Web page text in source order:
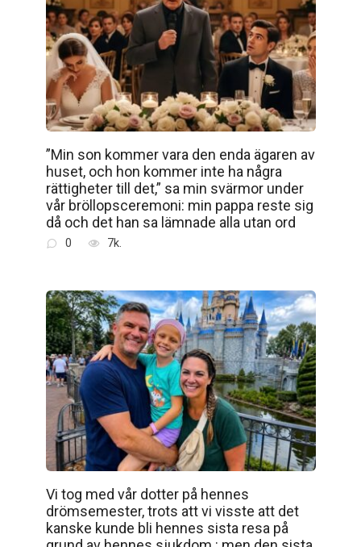
”Min son kommer vara den enda ägaren av
huset, och hon kommer inte ha några
rättigheter till det,” sa min svärmor under
vår bröllopsceremoni: min pappa reste sig
då och det han sa lämnade alla utan ord
0 7k.
Vi tog med vår dotter på hennes
drömsemester, trots att vi visste att det
kanske kunde bli hennes sista resa på